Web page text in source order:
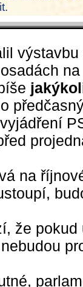
na
že